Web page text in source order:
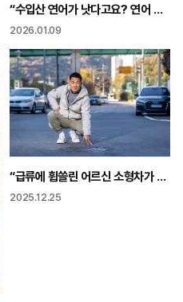
“수입산 연어가 낫다고요? 연어 본고장에서도 양식장 견학 와요”
2026.01.09
“급류에 휩쓸린 어르신 소형차가 덮치는 상황 머리보다 몸이 먼저 움직였어요”
2025.12.25